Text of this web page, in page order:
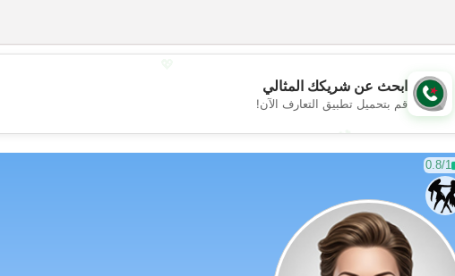
ابحث عن شريكك المثالي
قم بتحميل تطبيق التعارف الآن!
0.8/1